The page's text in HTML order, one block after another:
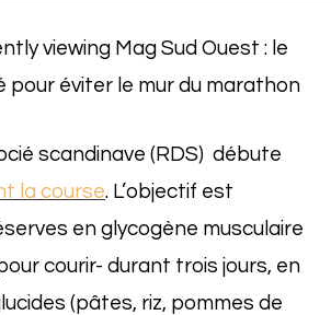
scandinave (RDS) débute
la course. L’objectif est
en glycogène musculaire
courir- durant trois jours, en
(pâtes, riz, pommes de